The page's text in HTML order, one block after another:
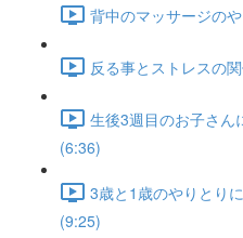
背中のマッサージの
反る事とストレスの
生後3週目のお子さん
(6:36)
3歳と1歳のやりとり
(9:25)